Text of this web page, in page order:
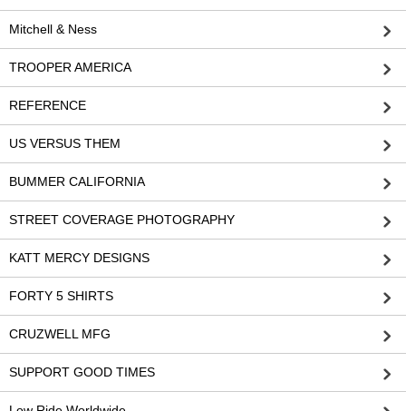
Mitchell & Ness
TROOPER AMERICA
REFERENCE
US VERSUS THEM
BUMMER CALIFORNIA
STREET COVERAGE PHOTOGRAPHY
KATT MERCY DESIGNS
FORTY 5 SHIRTS
CRUZWELL MFG
SUPPORT GOOD TIMES